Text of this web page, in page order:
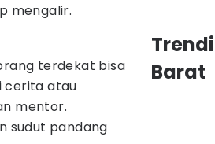
mengalir.
terdekat bisa
cerita atau
mentor.
sudut pandang
Barat